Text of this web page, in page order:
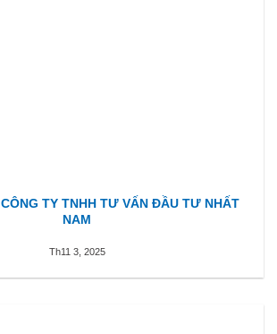
TY TNHH TƯ VẤN ĐẦU TƯ NHẤT
NAM
Th11 3, 2025